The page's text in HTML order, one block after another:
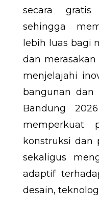
secara
sehingga
lebih luas bagi
dan
menjelajahi
bangunan dan
Bandung
memperkuat
konstruksi dan
sekaligus
adaptif
desain,